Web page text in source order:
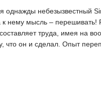
небезызвестный
нему мысль – перешивать!
труда, имея на
что он и сделал. Опыт